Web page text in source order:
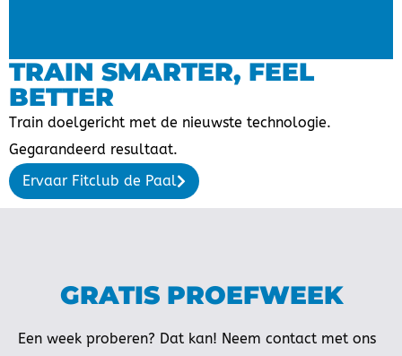
TRAIN SMARTER, FEEL
BETTER
Train doelgericht met de nieuwste technologie.
Gegarandeerd resultaat.
Ervaar Fitclub de Paal
GRATIS PROEFWEEK
Een week proberen? Dat kan! Neem contact met ons